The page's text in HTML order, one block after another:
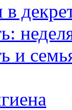
в
и